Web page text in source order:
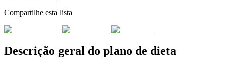
Compartilhe esta lista
Descrição geral do plano de dieta